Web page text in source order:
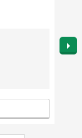
勤務
英語
給